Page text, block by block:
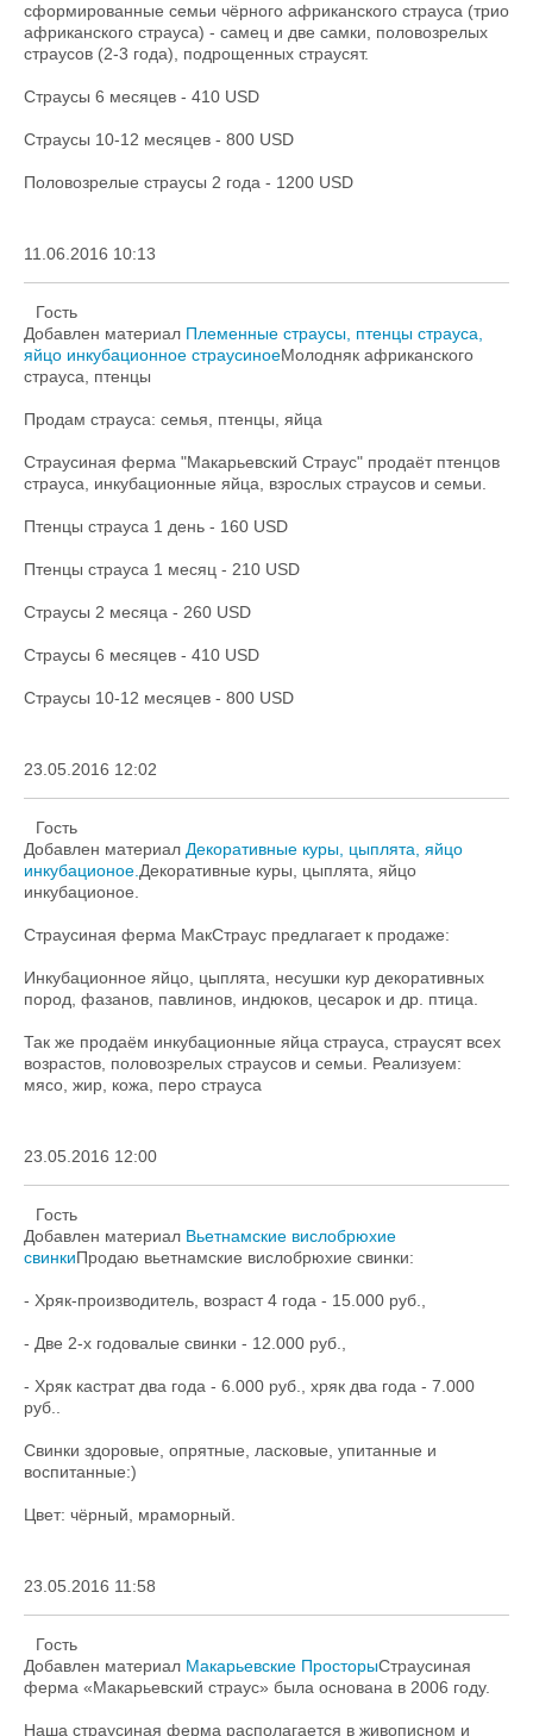
сформированные семьи чёрного африканского страуса (трио
африканского страуса) - самец и две самки, половозрелых
страусов (2-3 года), подрощенных страусят.
Страусы 6 месяцев - 410 USD
Страусы 10-12 месяцев - 800 USD
Половозрелые страусы 2 года - 1200 USD
11.06.2016 10:13
Гость
Добавлен материал Племенные страусы, птенцы страуса,
яйцо инкубационное страусиноеМолодняк африканского
страуса, птенцы
Продам страуса: семья, птенцы, яйца
Страусиная ферма "Макарьевский Страус" продаёт птенцов
страуса, инкубационные яйца, взрослых страусов и семьи.
Птенцы страуса 1 день - 160 USD
Птенцы страуса 1 месяц - 210 USD
Страусы 2 месяца - 260 USD
Страусы 6 месяцев - 410 USD
Страусы 10-12 месяцев - 800 USD
23.05.2016 12:02
Гость
Добавлен материал Декоративные куры, цыплята, яйцо
инкубационое. Декоративные куры, цыплята, яйцо
инкубационое.
Страусиная ферма МакСтраус предлагает к продаже:
Инкубационное яйцо, цыплята, несушки кур декоративных
пород, фазанов, павлинов, индюков, цесарок и др. птица.
Так же продаём инкубационные яйца страуса, страусят всех
возрастов, половозрелых страусов и семьи. Реализуем:
мясо, жир, кожа, перо страуса
23.05.2016 12:00
Гость
Добавлен материал Вьетнамские вислобрюхие
свинкиПродаю вьетнамские вислобрюхие свинки:
- Хряк-производитель, возраст 4 года - 15.000 руб.,
- Две 2-х годовалые свинки - 12.000 руб.,
- Хряк кастрат два года - 6.000 руб., хряк два года - 7.000
руб..
Свинки здоровые, опрятные, ласковые, упитанные и
воспитанные:)
Цвет: чёрный, мраморный.
23.05.2016 11:58
Гость
Добавлен материал Макарьевские ПросторыCтраусиная
ферма «Макарьевский страус» была основана в 2006 году.
Наша страусиная ферма располагается в живописном и